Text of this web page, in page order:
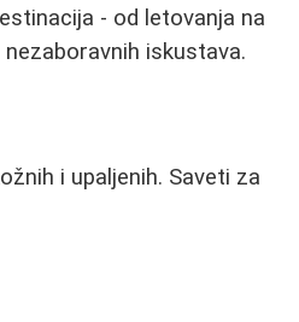
- od letovanja na
iskustava.
i upaljenih. Saveti za